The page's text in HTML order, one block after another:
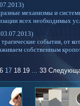
механизмы и
всех необходимых
события, от
собственным
17 18 19 ... 33